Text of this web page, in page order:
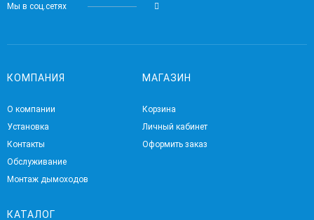
Мы в соц.сетях
КОМПАНИЯ
О компании
Установка
Контакты
Обслуживание
Монтаж дымоходов
МАГАЗИН
Корзина
Личный кабинет
Оформить заказ
КАТАЛОГ